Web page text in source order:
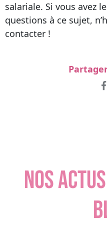
salariale. Si vous avez
questions à ce sujet,
contacter !
NOS